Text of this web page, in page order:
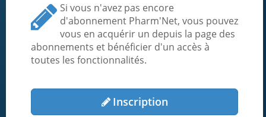
Si vous n'avez pas encore
d'abonnement Pharm'Net, vous pouvez
vous en acquérir un depuis la page des
abonnements et bénéficier d'un accès à
toutes les fonctionnalités.
Inscription